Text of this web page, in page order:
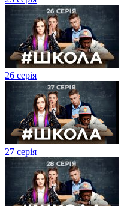
26 серія
27 cерія